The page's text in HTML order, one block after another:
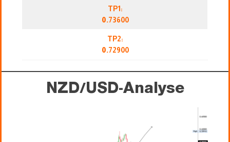
TP1:
0.73600
TP2:
0.72900
NZD/USD-Analyse